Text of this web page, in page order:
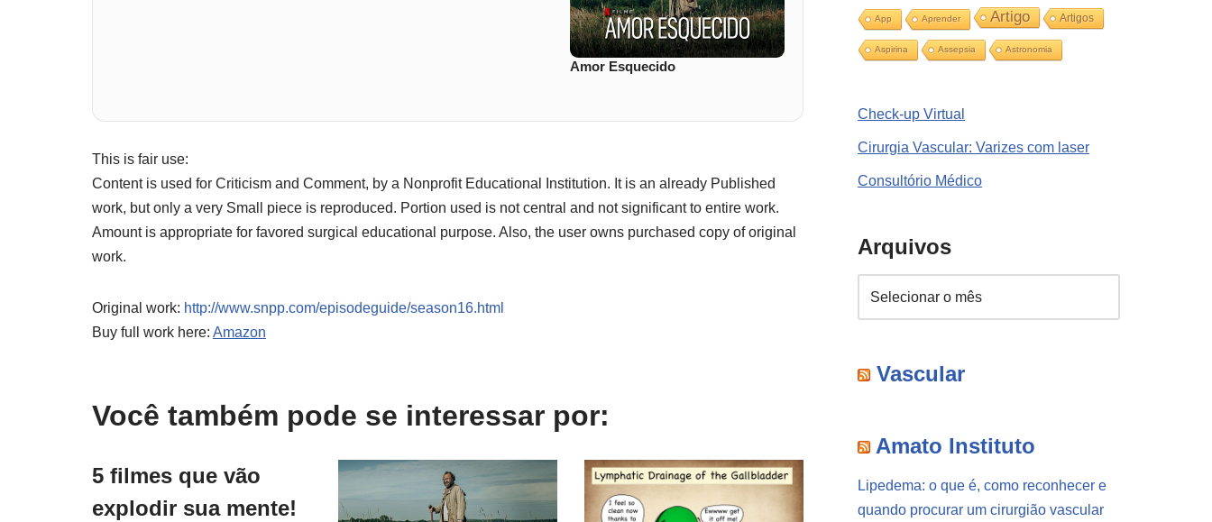
Amor Esquecido
This is fair use:
Content is used for Criticism and Comment, by a Nonprofit Educational Institution. It is an already Published
work, but only a very Small piece is reproduced. Portion used is not central and not significant to entire work.
Amount is appropriate for favored surgical educational purpose. Also, the user owns purchased copy of original
work.
Original work: http://www.snpp.com/episodeguide/season16.html
Buy full work here: Amazon
Você também pode se interessar por:
5 filmes que vão
explodir sua mente!
App Aprender Artigo Artigos
Aspirina Assepsia Astronomia
Check-up Virtual
Cirurgia Vascular: Varizes com laser
Consultório Médico
Arquivos
Vascular
Amato Instituto
Lipedema: o que é, como reconhecer e
quando procurar um cirurgião vascular